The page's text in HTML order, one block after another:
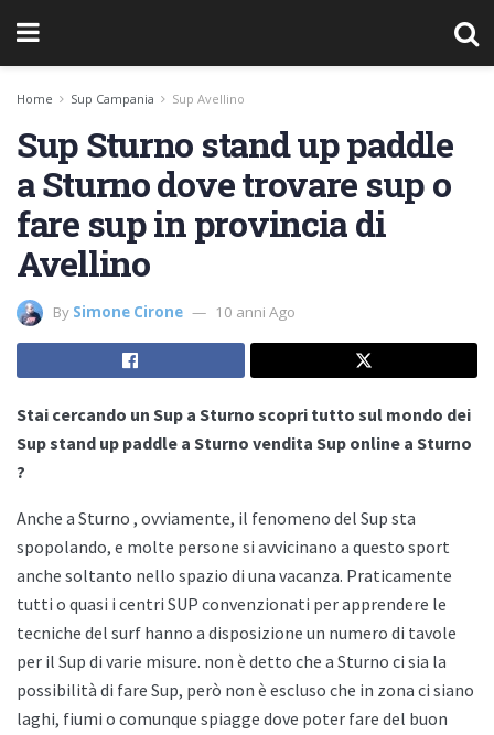
Home Sup Campania Sup Avellino
Sup Sturno stand up paddle
a Sturno dove trovare sup o
fare sup in provincia di
Avellino
By Simone Cirone 10 anni Ago
Stai cercando un Sup a Sturno scopri tutto sul mondo dei
Sup stand up paddle a Sturno vendita Sup online a Sturno
?
Anche a Sturno , ovviamente, il fenomeno del Sup sta
spopolando, e molte persone si avvicinano a questo sport
anche soltanto nello spazio di una vacanza. Praticamente
tutti o quasi i centri SUP convenzionati per apprendere le
tecniche del surf hanno a disposizione un numero di tavole
per il Sup di varie misure. non è detto che a Sturno ci sia la
possibilità di fare Sup, però non è escluso che in zona ci siano
laghi, fiumi o comunque spiagge dove poter fare del buon